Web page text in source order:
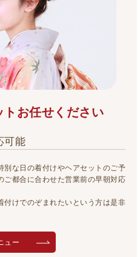
お任せください
可能
別な日の着付けやヘアセットのご予
ご都合に合わせた営業前の早朝対応
付けでのぞまれたいという方は是非
ュー